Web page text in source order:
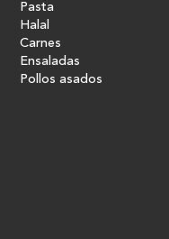
Pasta
Halal
Carnes
Ensaladas
Pollos asados